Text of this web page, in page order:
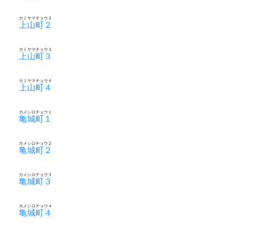
上山町２
カミヤマチョウ２
上山町３
カミヤマチョウ３
上山町４
カミヤマチョウ４
亀城町１
カメシロチョウ１
亀城町２
カメシロチョウ２
亀城町３
カメシロチョウ３
亀城町４
カメシロチョウ４